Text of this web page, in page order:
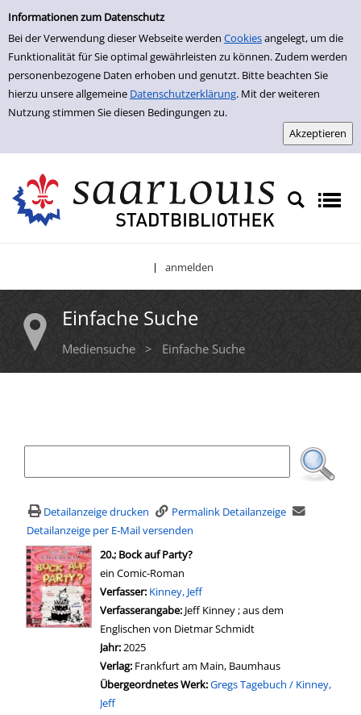
Einfache Suche
Informationen zum Datenschutz
Bei der Verwendung dieser Webseite werden Cookiesangelegt, um die
Funktionalität für Sie optimal gewährleisten zu können. Zudem werden
personenbezogene Daten erhoben und genutzt. Bitte beachten Sie
hierzu unsere allgemeine Datenschutzerklärung. Mit der weiteren
Nutzung stimmen Sie diesen Bedingungen zu.
Zur Detailanzeige springen
| anmelden
Einfache Suche
Mediensuche > Einfache Suche
Detailanzeige drucken
Permalink Detailanzeige
Detailanzeige per E-Mail versenden
wird in neuem Tab geöffnet
20.; Bock auf Party?
ein Comic-Roman
Verfasser: Suche nach diesem Verfasser
Kinney, Jeff
Verfasserangabe: Jeff Kinney ; aus dem
Englischen von Dietmar Schmidt
Jahr:2025
Verlag: Frankfurt am Main, Baumhaus
Übergeordnetes Werk:Gregs Tagebuch / Kinney,
Jeff